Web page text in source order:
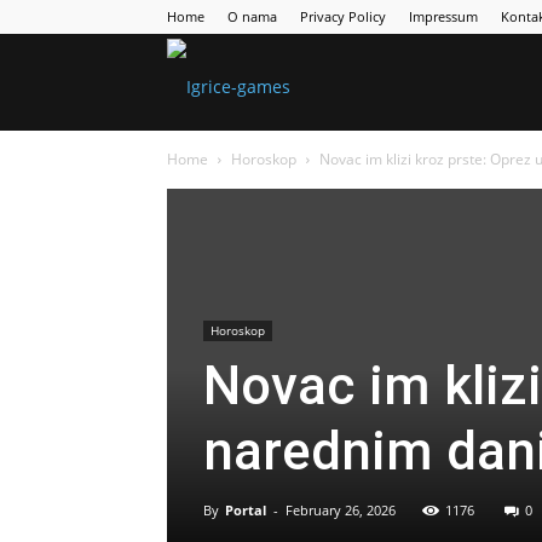
Home O nama Privacy Policy Impressum
Home Horoskop Novac im klizi kroz prste: Oprez
Horoskop
Novac im
narednim
By Portal - February 26, 2026 1176 0